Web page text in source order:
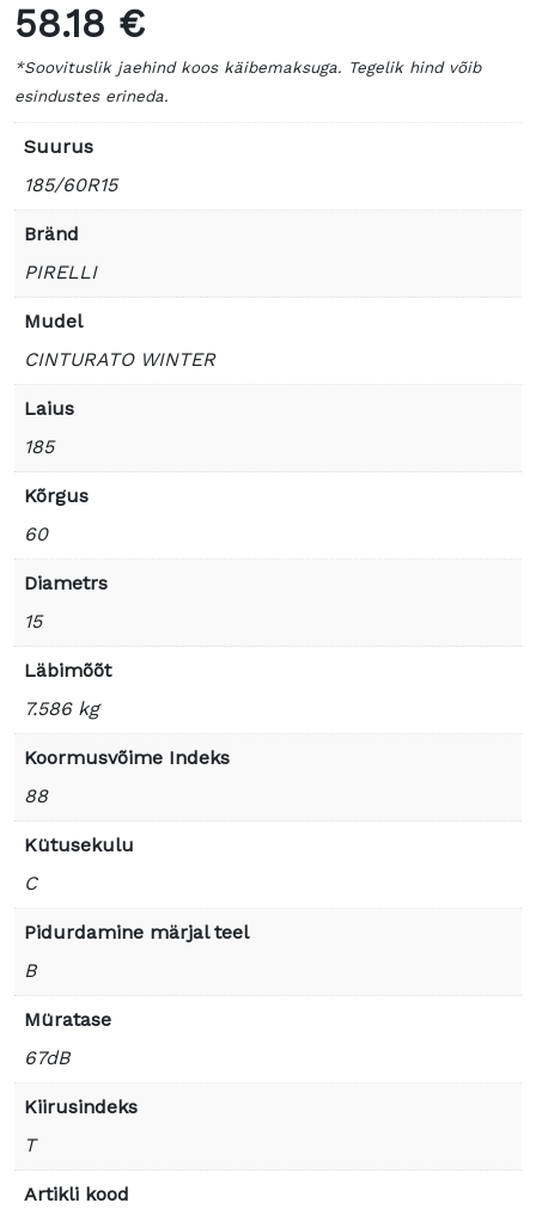
58.18 €
*Soovituslik jaehind koos käibemaksuga. Tegelik hind võib
esindustes erineda.
Suurus
185/60R15
Bränd
PIRELLI
Mudel
CINTURATO WINTER
Laius
185
Kõrgus
60
Diametrs
15
Läbimõõt
7.586 kg
Koormusvõime Indeks
88
Kütusekulu
C
Pidurdamine märjal teel
B
Müratase
67dB
Kiirusindeks
T
Artikli kood